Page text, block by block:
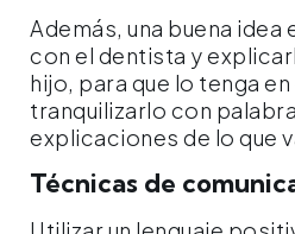
Además, una buena
con el dentista y
hijo, para que lo tenga
tranquilizarlo con
explicaciones de lo que
Técnicas de